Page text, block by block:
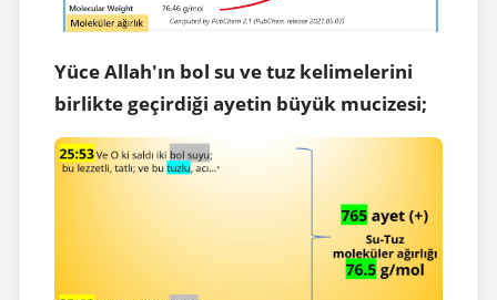
Yüce Allah'ın bol su ve tuz kelimelerini
birlikte geçirdiği ayetin büyük mucizesi;